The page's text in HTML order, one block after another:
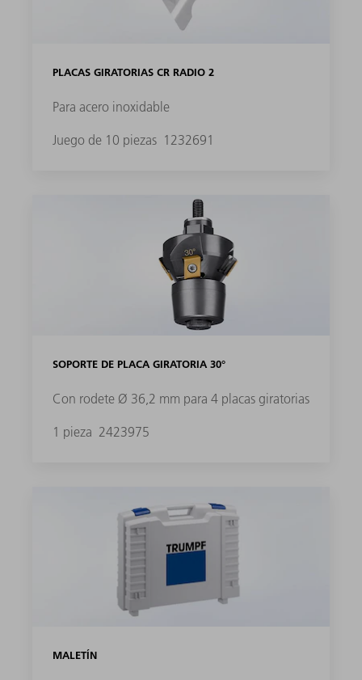
PLACAS GIRATORIAS CR RADIO 2
Para acero inoxidable
Juego de 10 piezas 1232691
SOPORTE DE PLACA GIRATORIA 30°
Con rodete Ø 36,2 mm para 4 placas giratorias
1 pieza 2423975
MALETÍN